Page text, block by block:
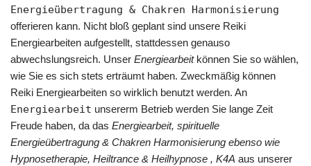
Energieübertragung & Chakren Harmonisierung
offerieren kann. Nicht bloß geplant sind unsere Reiki
Energiearbeiten aufgestellt, stattdessen genauso
abwechslungsreich. Unser Energiearbeitkönnen Sie so wählen,
wie Sie es sich stets erträumt haben. Zweckmäßig können
Reiki Energiearbeiten so wirklich benutzt werden. An
Energiearbeit unsererm Betrieb werden Sie lange Zeit
Freude haben, da das Energiearbeit, spirituelle
Energieübertragung & Chakren Harmonisierung ebenso wie
Hypnosetherapie, Heiltrance & Heilhypnose , K4A aus unserer